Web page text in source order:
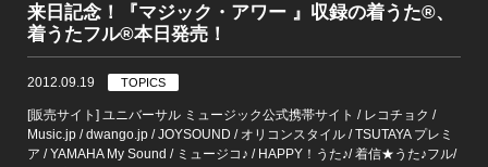
来日記念！『マジック・アワー 』収録の着うた®、
着うたフル®本日発売！
2012.09.19 TOPICS
[販売サイト] ユニバーサル ミュージック公式携帯サイト / レコチョク /
Music.jp / dwango.jp / JOYSOUND / オリコンスタイル / TSUTAYA プレミ
ア / YAMAHA My Sound / ミュージコ♪ / HAPPY！うた♪/ 着信★うた♪フル/